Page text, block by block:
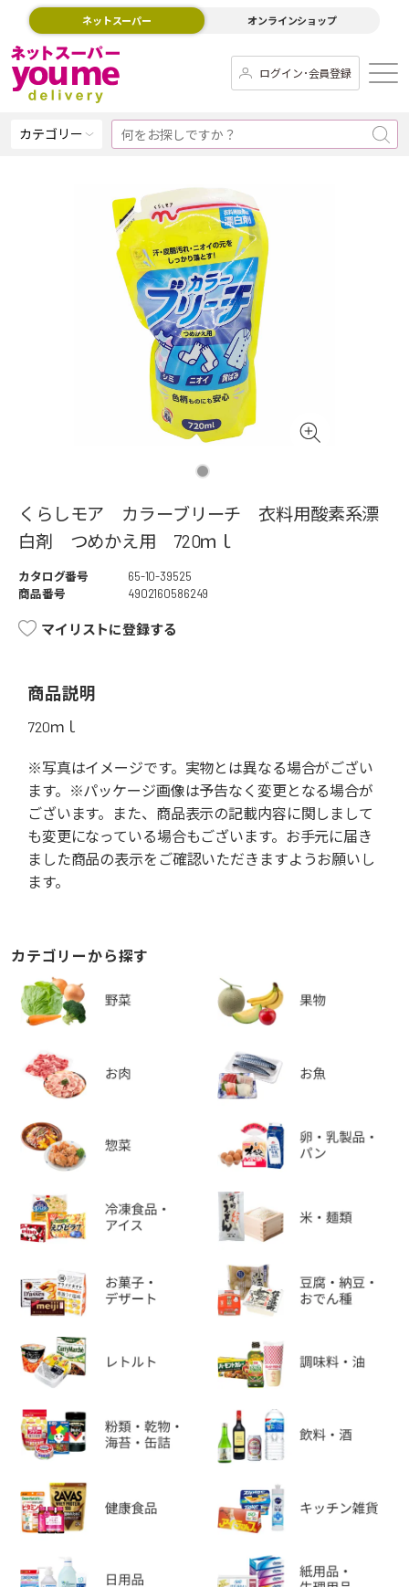
ネットスーパー オンラインショップ
ログイン･会員登録
カテゴリー
くらしモア カラーブリーチ 衣料用酸素系漂
白剤 つめかえ用 720ｍｌ
カタログ番号
65-10-39525
商品番号
4902160586249
マイリストに登録する
商品説明
720ｍｌ
※写真はイメージです。実物とは異なる場合がござい
ます。※パッケージ画像は予告なく変更となる場合が
ございます。また、商品表示の記載内容に関しまして
も変更になっている場合もございます。お手元に届き
ました商品の表示をご確認いただきますようお願いし
ます。
カテゴリーから探す